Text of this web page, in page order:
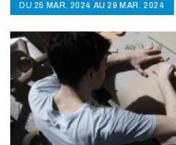
DU 25 MAR. 2024 AU 29 MAR. 2024